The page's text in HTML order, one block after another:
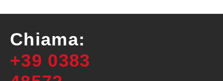
Chiama:
+39 0383